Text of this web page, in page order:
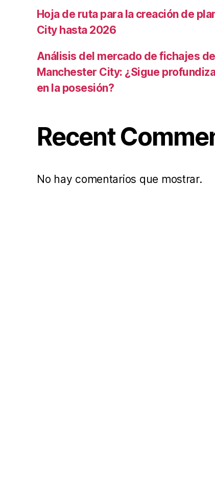
Hoja de ruta para la creación de
City hasta 2026
Análisis del mercado de fichajes
Manchester City: ¿Sigue
en la posesión?
Recent
No hay comentarios que mostrar.